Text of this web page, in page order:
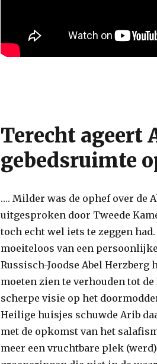
Terecht ageert
gebedsruimte
…. Milder was de ophef over de
uitgesproken door Tweede
toch echt wel iets te zeggen
moeiteloos van een
Russisch-Joodse Abel Herzberg
moeten zien te verhouden tot
scherpe visie op het
Heilige huisjes schuwde Arib
met de opkomst van het
meer een vruchtbare plek